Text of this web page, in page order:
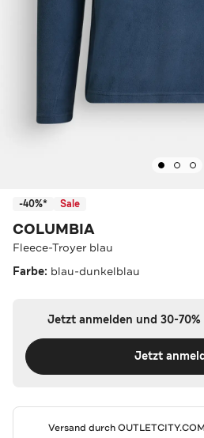
-40%* Sale
COLUMBIA
Fleece-Troyer blau
Farbe: blau-dunkelblau
Jetzt anmelden und 30-70%
Jetzt
Versand durchOUTLETCITY.COM